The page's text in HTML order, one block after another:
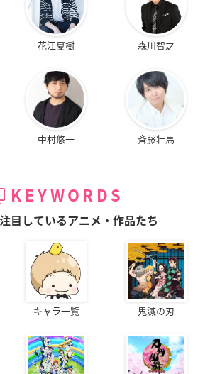
花江夏樹 森川智之
中村悠一 斉藤壮馬
KEYWORDS
目しているアニメ・作品たち
キャラ一覧 鬼滅の刃